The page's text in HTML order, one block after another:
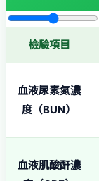
檢驗項目
血液尿素氮濃
度（BUN）
血液肌酸酐濃